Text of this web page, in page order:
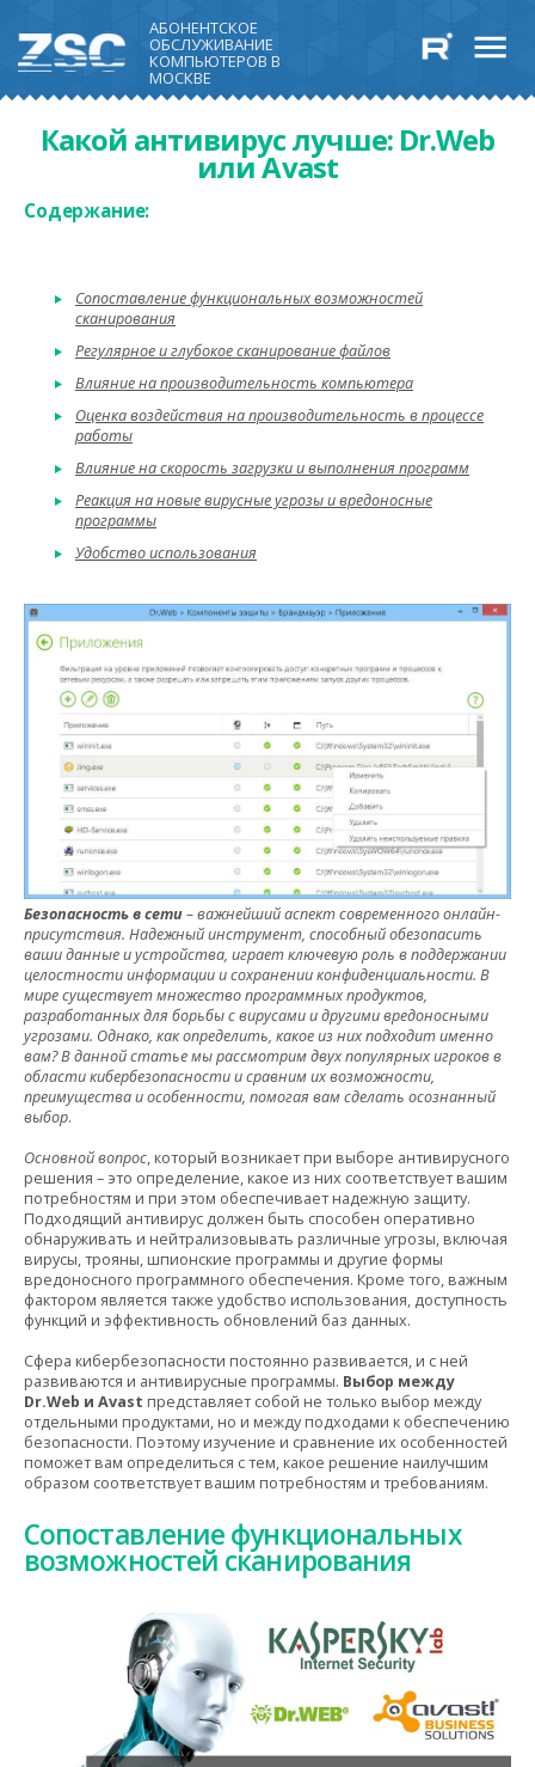
АБОНЕНТСКОЕ
ОБСЛУЖИВАНИЕ
КОМПЬЮТЕРОВ В
МОСКВЕ
Какой антивирус лучше: Dr.Web
или Avast
Содержание:
Сопоставление функциональных возможностей
сканирования
Регулярное и глубокое сканирование файлов
Влияние на производительность компьютера
Оценка воздействия на производительность в процессе
работы
Влияние на скорость загрузки и выполнения программ
Реакция на новые вирусные угрозы и вредоносные
программы
Удобство использования
Безопасность в сети– важнейший аспект современного онлайн-
присутствия. Надежный инструмент, способный обезопасить
ваши данные и устройства, играет ключевую роль в поддержании
целостности информации и сохранении конфиденциальности. В
мире существует множество программных продуктов,
разработанных для борьбы с вирусами и другими вредоносными
угрозами. Однако, как определить, какое из нихподходит именно
вам? В данной статье мы рассмотрим двух популярных игроков в
области кибербезопасности и сравним их возможности,
преимущества и особенности, помогая вам сделать осознанный
выбор.
Основной вопрос, который возникает при выборе антивирусного
решения – это определение, какое из них соответствует вашим
потребностям и при этом обеспечивает надежную защиту.
Подходящий антивирус должен быть способен оперативно
обнаруживать и нейтрализовывать различные угрозы, включая
вирусы, трояны, шпионские программы и другие формы
вредоносного программного обеспечения. Кроме того, важным
фактором является также удобство использования, доступность
функций и эффективность обновлений баз данных.
Сфера кибербезопасности постоянно развивается, и с ней
развиваются и антивирусные программы. Выбор между
Dr.Web и Avast представляет собой не только выбор между
отдельными продуктами, но и между подходами к обеспечению
безопасности. Поэтому изучение и сравнение их особенностей
поможет вам определиться с тем, какое решение наилучшим
образом соответствует вашим потребностям и требованиям.
Сопоставление функциональных
возможностей сканирования